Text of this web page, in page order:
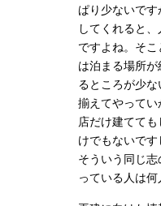
ぱり少ないで
してくれると
ですよね。そ
は泊まる場所
るところが少
揃えてやって
店だけ建てて
けでもないです
そういう同じ
っている人は何